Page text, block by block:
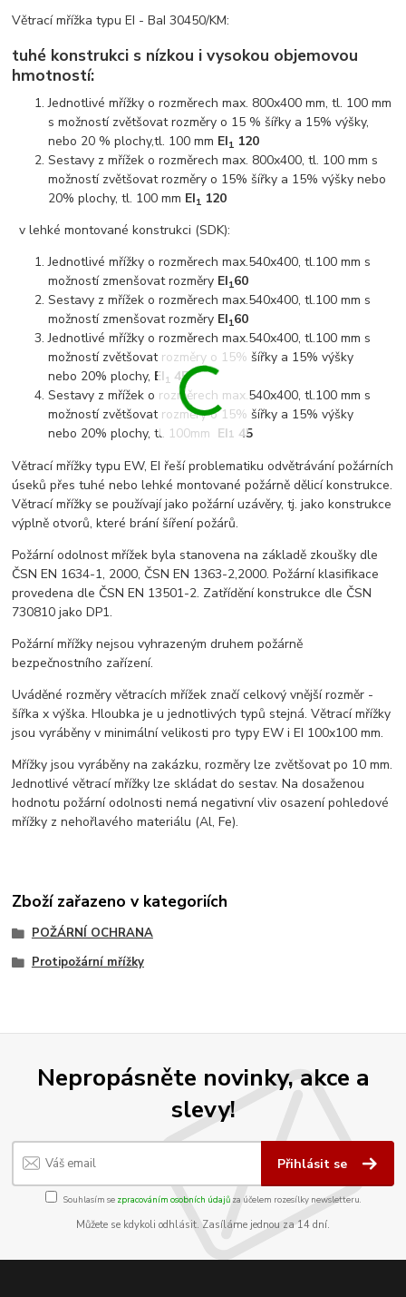
Větrací mřížka typu EI - BaI 30450/KM:
tuhé konstrukci s nízkou i vysokou objemovou
hmotností:
Jednotlivé mřížky o rozměrech max. 800x400 mm, tl. 100 mm
s možností zvětšovat rozměry o 15 % šířky a 15% výšky,
nebo 20 % plochy,tl. 100 mm EI1 120
Sestavy z mřížek o rozměrech max. 800x400, tl. 100 mm s
možností zvětšovat rozměry o 15% šířky a 15% výšky nebo
20% plochy, tl. 100 mm EI1 120
v lehké montované konstrukci (SDK):
Jednotlivé mřížky o rozměrech max.540x400, tl.100 mm s
možností zmenšovat rozměry EI160
Sestavy z mřížek o rozměrech max.540x400, tl.100 mm s
možností zmenšovat rozměry EI160
Jednotlivé mřížky o rozměrech max.540x400, tl.100 mm s
možností zvětšovat rozměry o 15% šířky a 15% výšky
nebo 20% plochy, EI1 45
Sestavy z mřížek o rozměrech max.540x400, tl.100 mm s
možností zvětšovat rozměry o 15% šířky a 15% výšky
nebo 20% plochy, tl. 100mm EI1 45
Větrací mřížky typu EW, EI řeší problematiku odvětrávání požárních
úseků přes tuhé nebo lehké montované požárně dělicí konstrukce.
Větrací mřížky se používají jako požární uzávěry, tj. jako konstrukce
výplně otvorů, které brání šíření požárů.
Požární odolnost mřížek byla stanovena na základě zkoušky dle
ČSN EN 1634-1, 2000, ČSN EN 1363-2,2000. Požární klasifikace
provedena dle ČSN EN 13501-2. Zatřídění konstrukce dle ČSN
730810 jako DP1.
Požární mřížky nejsou vyhrazeným druhem požárně
bezpečnostního zařízení.
Uváděné rozměry větracích mřížek značí celkový vnější rozměr -
šířka x výška. Hloubka je u jednotlivých typů stejná. Větrací mřížky
jsou vyráběny v minimální velikosti pro typy EW i EI 100x100 mm.
Mřížky jsou vyráběny na zakázku, rozměry lze zvětšovat po 10 mm.
Jednotlivé větrací mřížky lze skládat do sestav. Na dosaženou
hodnotu požární odolnosti nemá negativní vliv osazení pohledové
mřížky z nehořlavého materiálu (Al, Fe).
Zboží zařazeno v kategoriích
POŽÁRNÍ OCHRANA
Protipožární mřížky
Nepropásněte novinky, akce a
slevy!
Přihlásit se
Souhlasím se zpracováním osobních údajůza účelem rozesílky newsletteru.
Můžete se kdykoli odhlásit. Zasíláme jednou za 14 dní.